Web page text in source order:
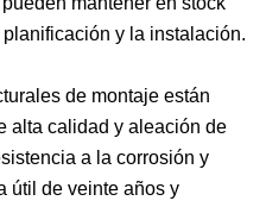
y la instalación.
de montaje están
alta calidad y aleación de
a la corrosión y
útil de veinte años y